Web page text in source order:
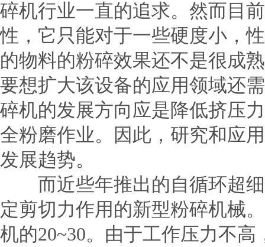
碎机行业一直的追求。然而目
性，它只能对于一些硬度小，
的物料的粉碎效果还不是很成
要想扩大该设备的应用领域还
碎机的发展方向应是降低挤压
全粉磨作业。因此，研究和应
发展趋势。
而近些年推出的自循环超细
定剪切力作用的新型粉碎机械
机的20~30。由于工作压力不